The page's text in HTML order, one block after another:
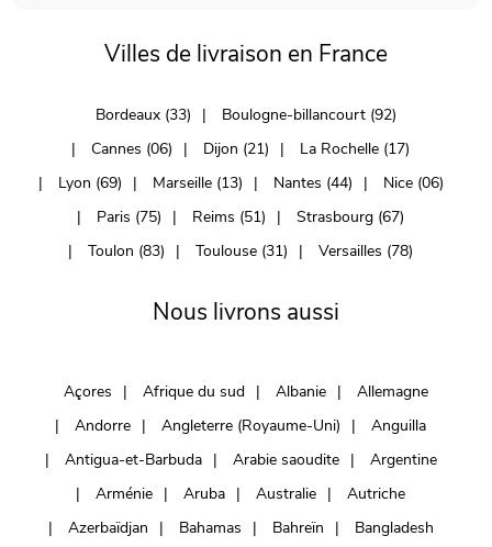
Villes de livraison en France
Bordeaux (33)
Boulogne-billancourt (92)
Cannes (06)
Dijon (21)
La Rochelle (17)
Lyon (69)
Marseille (13) Nantes (44)
Nice (06)
Paris (75)
Reims (51)
Strasbourg (67)
Toulon (83)
Toulouse (31) Versailles (78)
Nous livrons aussi
Açores Afrique du sud Albanie
Allemagne
Andorre
Angleterre (Royaume-Uni)
Anguilla
Antigua-et-Barbuda
Arabie saoudite
Argentine
Arménie
Aruba Australie
Autriche
Azerbaïdjan
Bahamas Bahreïn
Bangladesh